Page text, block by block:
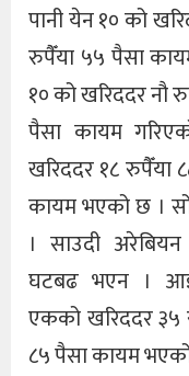
पानी येन १० को
रुपैँया ५५ पैसा
१० को खरिददर नौ
पैसा कायम
खरिददर १८ रुपैँया
कायम भएको छ ।
। साउदी
घटबढ भएन ।
एकको खरिददर ३५
८५ पैसा कायम